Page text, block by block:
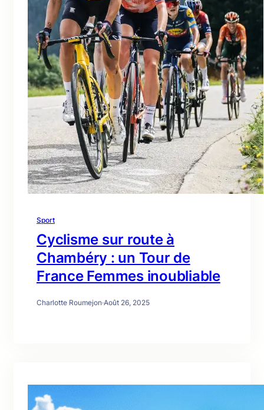
Sport
Cyclisme sur route à
Chambéry : un Tour de
France Femmes inoubliable
Charlotte Roumejon·Août 26, 2025